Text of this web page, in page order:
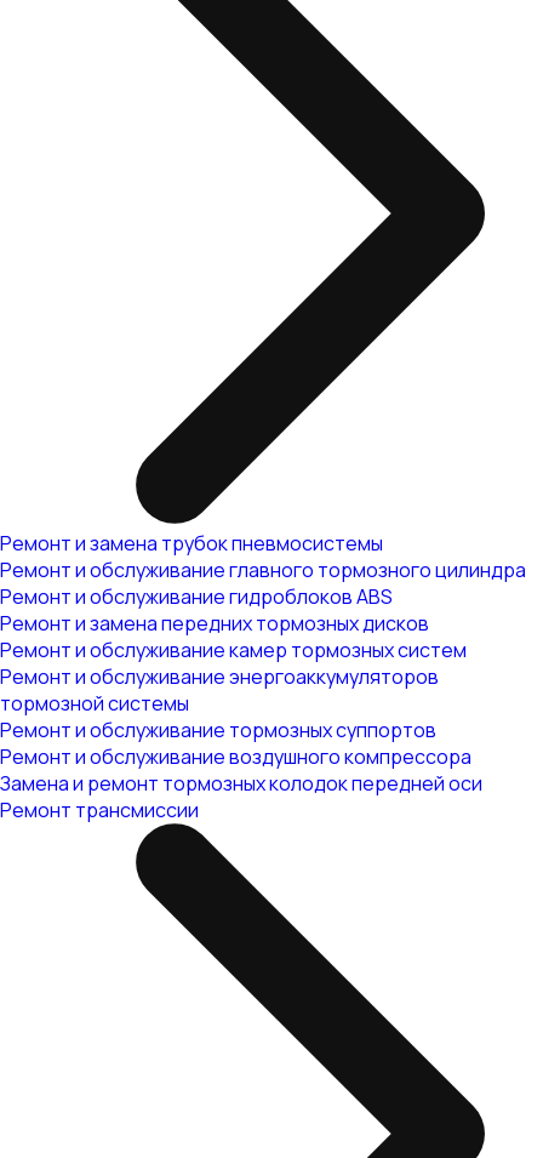
Ремонт и замена трубок пневмосистемы
Ремонт и обслуживание главного тормозного цилиндра
Ремонт и обслуживание гидроблоков ABS
Ремонт и замена передних тормозных дисков
Ремонт и обслуживание камер тормозных систем
Ремонт и обслуживание энергоаккумуляторов
тормозной системы
Ремонт и обслуживание тормозных суппортов
Ремонт и обслуживание воздушного компрессора
Замена и ремонт тормозных колодок передней оси
Ремонт трансмиссии